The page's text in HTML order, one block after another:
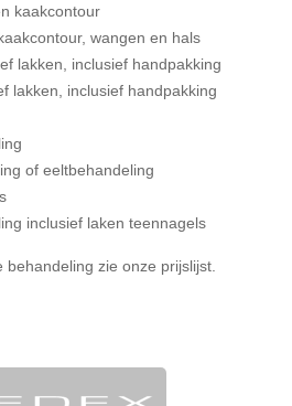
kaakcontour
wangen en hals
lakken, inclusief handpakking
lakken, inclusief handpakking
of eeltbehandeling
inclusief laken teennagels
zie onze prijslijst.